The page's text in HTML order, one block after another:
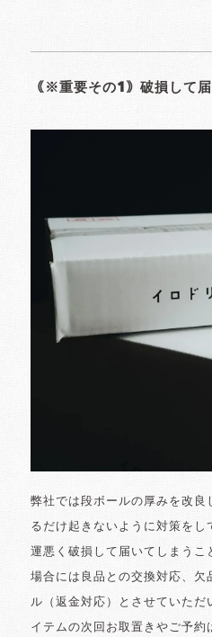
｟※重要その1｠破損して
弊社では段ボールの厚みを改良
るだけ起きないように対策をし
運悪く破損して届いてしまうこ
場合には良品との交換対応、欠
ル（返金対応）とさせていただ
イテムの次回お取置きやご予約